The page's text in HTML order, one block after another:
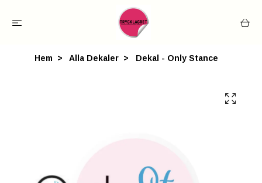
Hem Alla Dekaler Dekal - Only Stance